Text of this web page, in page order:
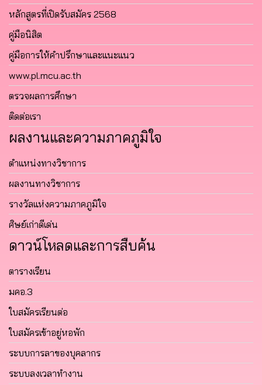
หลักสูตรที่เปิดรับสมัคร 2568
คู่มือนิสิต
คู่มือการให้คำปรึกษาและแนะแนว
www.pl.mcu.ac.th
ตรวจผลการศึกษา
ติดต่อเรา
ผลงานและความภาคภูมิใจ
ตำแหน่งทางวิชาการ
ผลงานทางวิชาการ
รางวัลแห่งความภาคภูมิใจ
ศิษย์เก่าดีเด่น
ดาวน์โหลดและการสืบค้น
ตารางเรียน
มคอ.3
ใบสมัครเรียนต่อ
ใบสมัครเข้าอยู่หอพัก
ระบบการลาของบุคลากร
ระบบลงเวลาทำงาน